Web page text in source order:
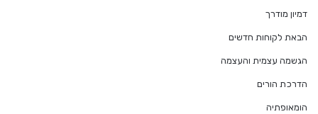
דמיון מודרך
הבאת לקוחות חדשים
הגשמה עצמית והעצמה
הדרכת הורים
הומאופתיה